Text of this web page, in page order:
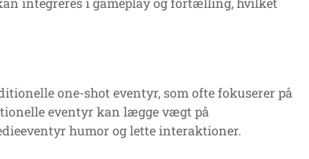
one-shot eventyr, som ofte fokuserer på
eventyr kan lægge vægt på
humor og lette interaktioner.